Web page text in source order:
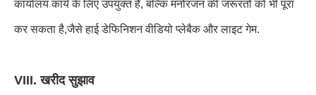
कार्यालय कार्य के लिए उपयुक्त है, बल्कि मनोरंजन की जरूरतों को भी पूरा
कर सकता है,जैसे हाई डेफिनिशन वीडियो प्लेबैक और लाइट गेम.
VIII. खरीद सुझाव